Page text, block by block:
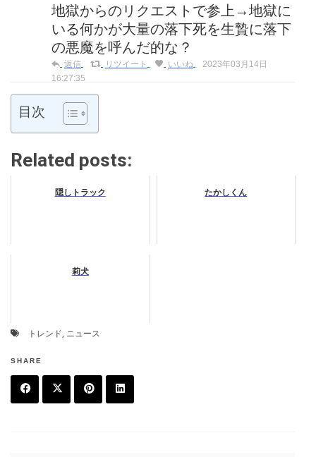
地獄からのリクエストで参上→地獄に
いる何かが大量の落下死を生贄に落下
の悪魔を呼んだ的な？
返信 リツイート いいね
2023年03月14日
16:27:35
目次
Related posts:
隠しトラック たかしくん
莉犬
トレンド, ニュース
SHARE